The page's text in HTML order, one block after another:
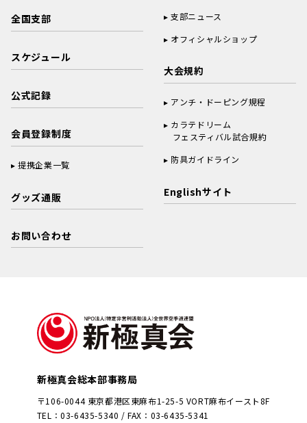
全国支部
スケジュール
公式記録
会員登録制度
提携企業一覧
グッズ通販
お問い合わせ
支部ニュース
オフィシャルショップ
大会規約
アンチ・ドーピング規程
カラテドリーム
フェスティバル試合規約
防具ガイドライン
Englishサイト
新極真会総本部事務局
〒106-0044 東京都港区東麻布1-25-5 VORT麻布イースト8F
TEL：03-6435-5340 / FAX：03-6435-5341